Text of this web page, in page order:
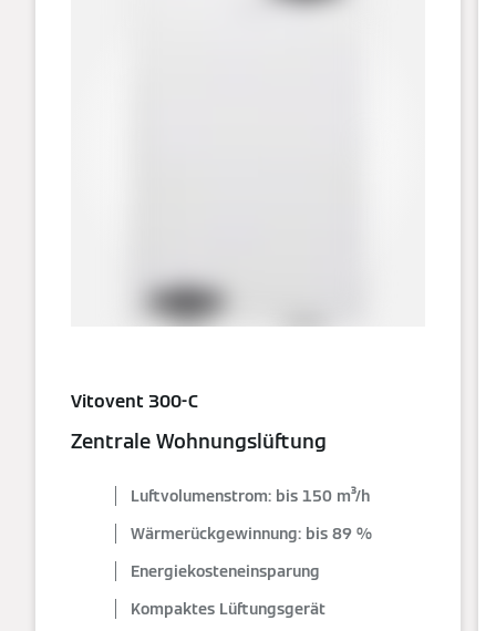
Vitovent 300-C
Zentrale Wohnungslüftung
Luftvolumenstrom: bis 150 m³/h
Wärmerückgewinnung: bis 89 %
Energiekosteneinsparung
Kompaktes Lüftungsgerät